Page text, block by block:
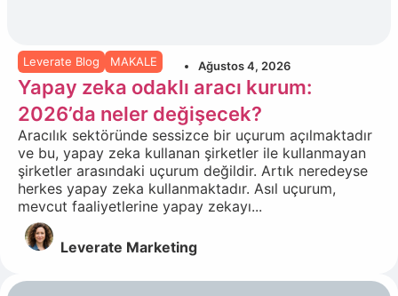
Leverate Blog MAKALE Ağustos 4, 2026
Yapay zeka odaklı aracı kurum:
2026’da neler değişecek?
Aracılık sektöründe sessizce bir uçurum açılmaktadır
ve bu, yapay zeka kullanan şirketler ile kullanmayan
şirketler arasındaki uçurum değildir. Artık neredeyse
herkes yapay zeka kullanmaktadır. Asıl uçurum,
mevcut faaliyetlerine yapay zekayı...
Leverate Marketing